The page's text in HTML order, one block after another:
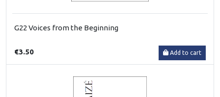
G22 Voices from the Beginning
€3.50 Add to cart